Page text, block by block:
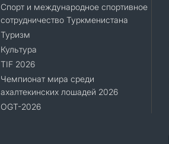
Спорт и международное спортивное
сотрудничество Туркменистана
Туризм
Культура
TIF 2026
Чемпионат мира среди
ахалтекинских лошадей 2026
OGT-2026